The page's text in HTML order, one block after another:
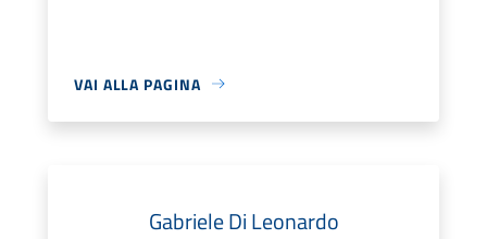
VAI ALLA PAGINA
Gabriele Di Leonardo